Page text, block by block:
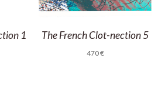
1 The French Clot-nection 5
470€